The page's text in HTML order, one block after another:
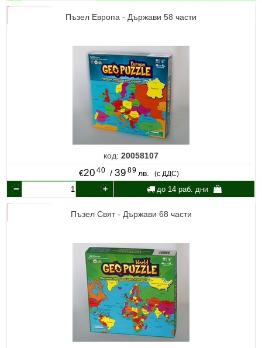
Пъзел Европа - Държави 58 части
код: 20058107
€20 40 / 39 89 лв. (с ДДС)
до 14 раб. дни
Пъзел Свят - Държави 68 части